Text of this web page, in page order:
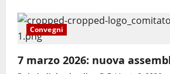
Convegni
7 marzo 2026: nuova